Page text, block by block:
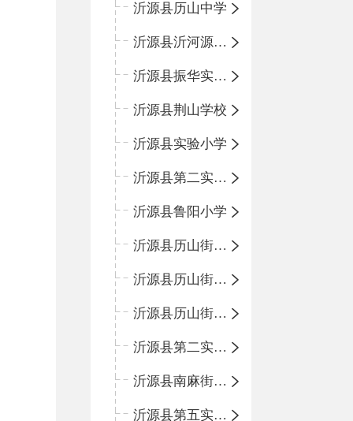
沂源县历山中学
沂源县沂河源学校
沂源县振华实验学校
沂源县荆山学校
沂源县实验小学
沂源县第二实验小学
沂源县鲁阳小学
沂源县历山街道办事处振兴路小学
沂源县历山街道办事处荆山路小学
沂源县历山街道办事处鲁山路小学
沂源县第二实验中学
沂源县南麻街道办事处中心小学
沂源县第五实验小学